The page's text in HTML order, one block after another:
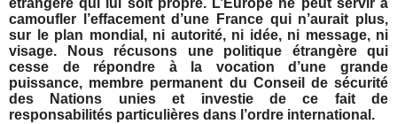
étrangère qui lui soit propre. L’Europe ne peut servir à
camoufler l’effacement d’une France qui n’aurait plus,
sur le plan mondial, ni autorité, ni idée, ni message, ni
visage. Nous récusons une politique étrangère qui
cesse de répondre à la vocation d’une grande
puissance, membre permanent du Conseil de sécurité
des Nations unies et investie de ce fait de
responsabilités particulières dans l’ordre international.